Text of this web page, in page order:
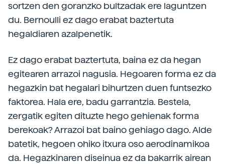
sortzen den goranzko bultzadak ere laguntzen
du. Bernoulli ez dago erabat baztertuta
hegaldiaren azalpenetik.
Ez dago erabat baztertuta, baina ez da hegan
egitearen arrazoi nagusia. Hegoaren forma ez da
hegazkin bat hegalari bihurtzen duen funtsezko
faktorea. Hala ere, badu garrantzia. Bestela,
zergatik egiten dituzte hego gehienak forma
berekoak? Arrazoi bat baino gehiago dago. Alde
batetik, hegoen ohiko itxura oso aerodinamikoa
da. Hegazkinaren diseinua ez da bakarrik airean